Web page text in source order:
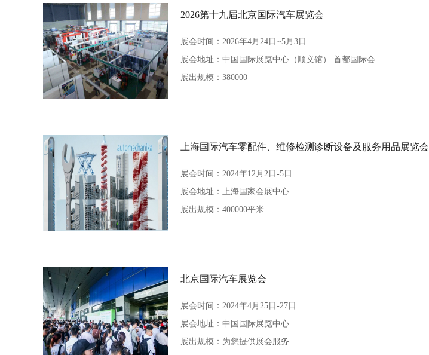
2026第十九届北京国际汽车展览会
展会时间：2026年4月24日~5月3日
展会地址： 中国国际展览中心（顺义馆） 首都国际会展中心（新国展二期）
展出规模：380000
上海国际汽车零配件、维修检测诊断设备及服务用品展览会
展会时间：2024年12月2日-5日
展会地址： 上海国家会展中心
展出规模：400000平米
北京国际汽车展览会
展会时间：2024年4月25日-27日
展会地址： 中国国际展览中心
展出规模：为您提供展会服务